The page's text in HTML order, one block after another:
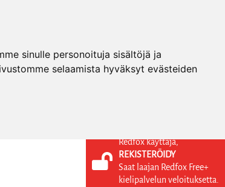
sinulle personoituja sisältöjä ja
selaamista hyväksyt evästeiden
KIRJAUDU SISÄÄN
REKISTERÖIDY
FI
Redfox käyttäjä,
REKISTERÖIDY
Saat laajan Redfox Free+
kielipalvelun veloituksetta.